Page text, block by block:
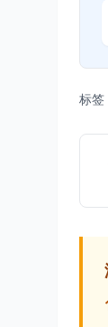
标签